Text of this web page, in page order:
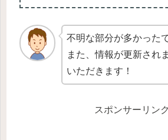
不明な部分が多かった
また、情報が更新され
いただきます！
スポンサーリンク